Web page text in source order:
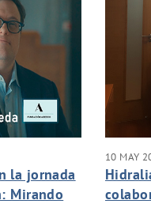
la jornada
Mirando
10 MAY